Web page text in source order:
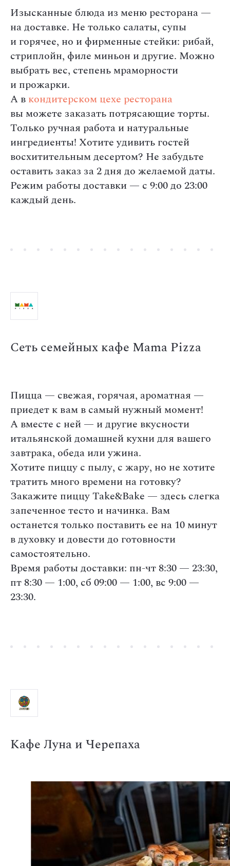
Изысканные блюда из меню ресторана —
на доставке. Не только салаты, супы
и горячее, но и фирменные стейки: рибай,
стриплойн, филе миньон и другие. Можно
выбрать вес, степень мраморности
и прожарки.
А в кондитерском цехе ресторана
вы можете заказать потрясающие торты.
Только ручная работа и натуральные
ингредиенты! Хотите удивить гостей
восхитительным десертом? Не забудьте
оставить заказ за 2 дня до желаемой даты.
Режим работы доставки — с 9:00 до 23:00
каждый день.
Сеть семейных кафе Mama Pizza
Пицца — свежая, горячая, ароматная —
приедет к вам в самый нужный момент!
А вместе с ней — и другие вкусности
итальянской домашней кухни для вашего
завтрака, обеда или ужина.
Хотите пиццу с пылу, с жару, но не хотите
тратить много времени на готовку?
Закажите пиццу Take&Bake — здесь слегка
запеченное тесто и начинка. Вам
останется только поставить ее на 10 минут
в духовку и довести до готовности
самостоятельно.
Время работы доставки: пн-чт 8:30 — 23:30,
пт 8:30 — 1:00, сб 09:00 — 1:00, вс 9:00 —
23:30.
Кафе Луна и Черепаха